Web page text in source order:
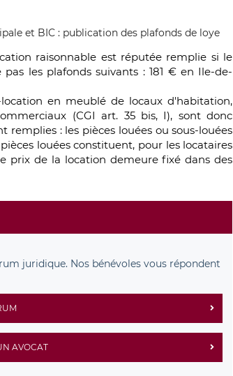
raisonnable est réputée remplie si le
les plafonds suivants : 181 € en Ile-de-
en meublé de locaux d'habitation,
(CGI art. 35 bis, I), sont donc
: les pièces louées ou sous-louées
louées constituent, pour les locataires
prix de la location demeure fixé dans des
juridique. Nos bénévoles vous répondent
AVOCAT